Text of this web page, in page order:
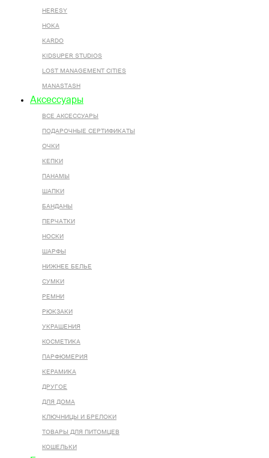
HERESY
HOKA
KARDO
KIDSUPER STUDIOS
LOST MANAGEMENT CITIES
MANASTASH
Аксессуары
ВСЕ AКСЕССУАРЫ
ПОДАРОЧНЫЕ СЕРТИФИКАТЫ
ОЧКИ
КЕПКИ
ПАНАМЫ
ШАПКИ
БАНДАНЫ
ПЕРЧАТКИ
НОСКИ
ШАРФЫ
НИЖНЕЕ БЕЛЬЕ
СУМКИ
РЕМНИ
РЮКЗАКИ
УКРАШЕНИЯ
КОСМЕТИКА
ПАРФЮМЕРИЯ
КЕРАМИКА
ДРУГОЕ
ДЛЯ ДОМА
КЛЮЧНИЦЫ И БРЕЛОКИ
ТОВАРЫ ДЛЯ ПИТОМЦЕВ
КОШЕЛЬКИ